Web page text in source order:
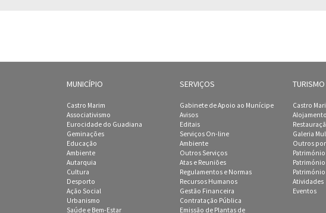
MUNICÍPIO
Castro Marim
Associativismo
Eurocidade do Guadiana
Geminações
Educação
Ambiente
Autarquia
Cultura
Desporto
Ação Social
Urbanismo
Saúde e Bem-Estar
SERVIÇOS
Gabinete de Apoio ao Munícipe
Avisos
Editais
Serviços On-line
Ambiente
Outros Serviços
Atas e Reuniões
Regulamentos e Normas
Recursos Humanos
Gestão Financeira
Contratação Pública
Emissão de Plantas de
TURISMO
Castro
Galeria
Outros
Atividades
Eventos